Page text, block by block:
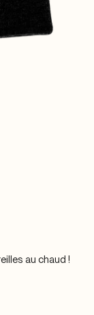
12
au chaud !